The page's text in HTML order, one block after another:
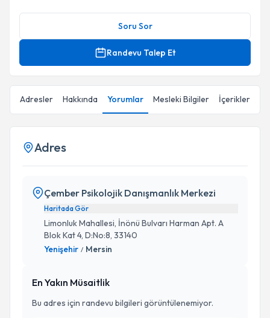
Soru Sor
Randevu Talep Et
Adresler Hakkında Yorumlar Mesleki Bilgiler İçerikler
Adres
Çember Psikolojik Danışmanlık Merkezi
Haritada Gör
Limonluk Mahallesi, İnönü Bulvarı Harman Apt. A
Blok Kat 4, D:No:8, 33140
Yenişehir / Mersin
En Yakın Müsaitlik
Bu adres için randevu bilgileri görüntülenemiyor.